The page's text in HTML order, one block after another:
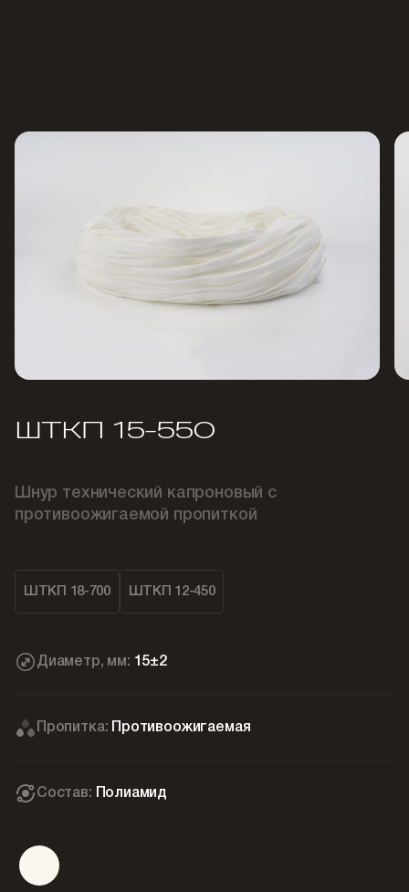
ШТКП 15-550
Шнур технический капроновый с
противоожигаемой пропиткой
ШТКП 18-700 ШТКП 12-450
Диаметр, мм: 15±2
Пропитка: Противоожигаемая
Состав: Полиамид